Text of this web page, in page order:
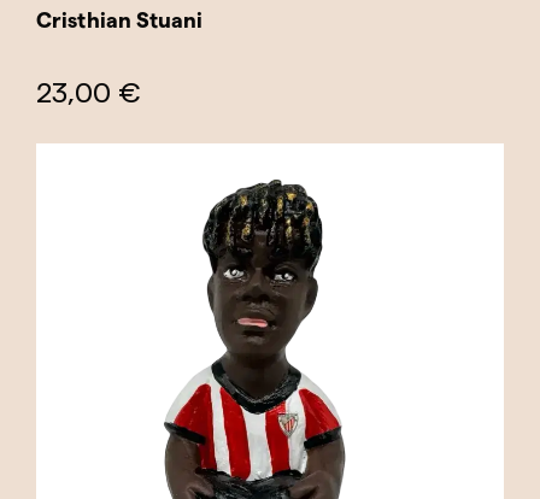
Cristhian Stuani
23,00 €